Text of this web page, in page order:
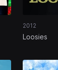
2012
Loosies